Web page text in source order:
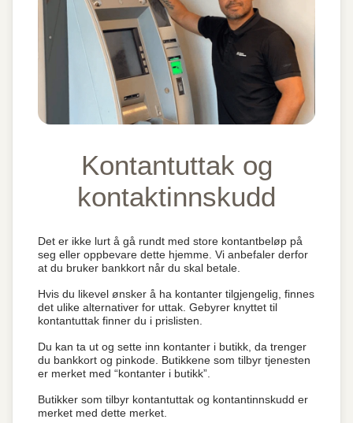
Kontantuttak og
kontaktinnskudd
Det er ikke lurt å gå rundt med store kontantbeløp på
seg eller oppbevare dette hjemme. Vi anbefaler derfor
at du bruker bankkort når du skal betale.
Hvis du likevel ønsker å ha kontanter tilgjengelig, finnes
det ulike alternativer for uttak. Gebyrer knyttet til
kontantuttak finner du i prislisten.
Du kan ta ut og sette inn kontanter i butikk, da trenger
du bankkort og pinkode. Butikkene som tilbyr tjenesten
er merket med “kontanter i butikk”.
Butikker som tilbyr kontantuttak og kontantinnskudd er
merket med dette merket.